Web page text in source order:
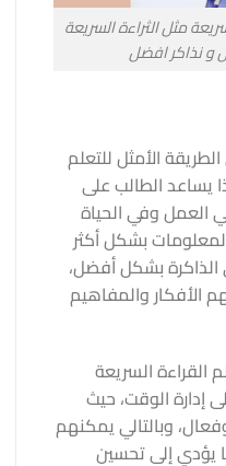
مثل الثراءة السريعة
و نذاكر افضل
الأمثل للتعلم
يساعد الطالب على
العمل وفي الحياة
بشكل أكثر
بشكل أفضل،
الأفكار والمفاهيم
القراءة السريعة
إدارة الوقت، حيث
وبالتالي يمكنهم
يؤدي إلى تحسين